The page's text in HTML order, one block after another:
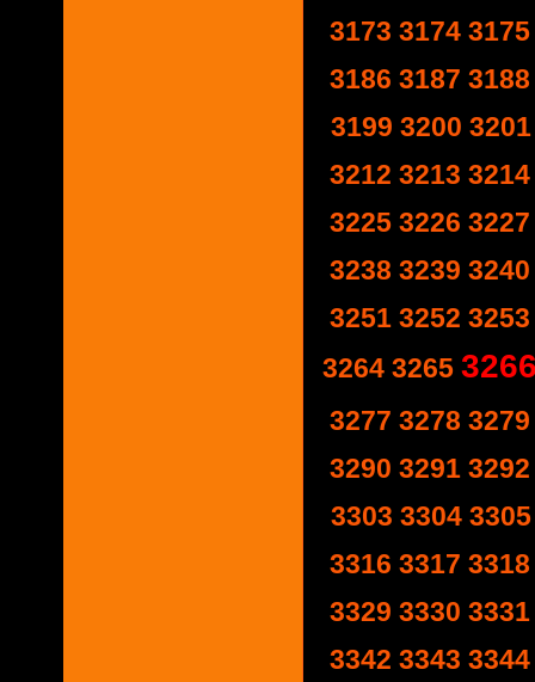
3173 3174 3175
3186 3187 3188
3199 3200 3201
3212 3213 3214
3225 3226 3227
3238 3239 3240
3251 3252 3253
3264 3265
3277 3278 3279
3290 3291 3292
3303 3304 3305
3316 3317 3318
3329 3330 3331
3342 3343 3344